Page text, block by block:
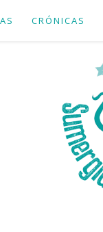
CRÓNICAS